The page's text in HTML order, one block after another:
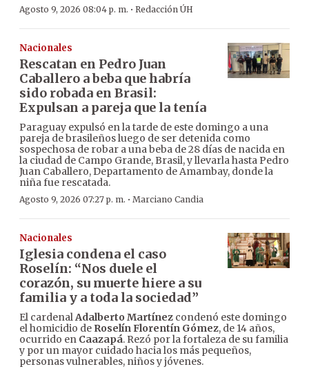
Agosto 9, 2026 08:04 p. m. · Redacción ÚH
Nacionales
Rescatan en Pedro Juan
Caballero a beba que habría
sido robada en Brasil:
Expulsan a pareja que la tenía
Paraguay expulsó en la tarde de este domingo a una
pareja de brasileños luego de ser detenida como
sospechosa de robar a una beba de 28 días de nacida en
la ciudad de Campo Grande, Brasil, y llevarla hasta Pedro
Juan Caballero, Departamento de Amambay, donde la
niña fue rescatada.
Agosto 9, 2026 07:27 p. m. · Marciano Candia
Nacionales
Iglesia condena el caso
Roselín: “Nos duele el
corazón, su muerte hiere a su
familia y a toda la sociedad”
El cardenalAdalberto Martínez condenó este domingo
el homicidio de Roselín Florentín Gómez, de 14 años,
ocurrido en Caazapá. Rezó por la fortaleza de su familia
y por un mayor cuidado hacia los más pequeños,
personas vulnerables, niños y jóvenes.